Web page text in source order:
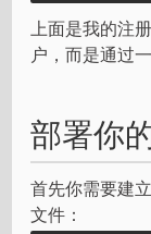
上面是我的注
户，而是通过
部署你
首先你需要建
文件：